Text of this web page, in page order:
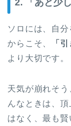
2. 「あと少
ソロには、自
からこそ、
「
より大切です。
天気が崩れそ
んなときは、
はなく、最も